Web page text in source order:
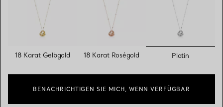
18 Karat Gelbgold 18 Karat Roségold Platin
BENACHRICHTIGEN SIE MICH, WENN VERFÜGBAR